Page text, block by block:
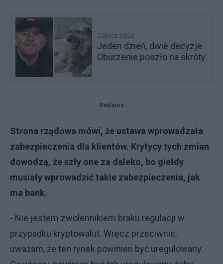
Zobacz także
Jeden dzień, dwie decyzje.
Oburzenie poszło na skróty
Reklama
Strona rządowa mówi, że ustawa wprowadzała
zabezpieczenia dla klientów. Krytycy tych zmian
dowodzą, że szły one za daleko, bo giełdy
musiały wprowadzić takie zabezpieczenia, jak
ma bank.
- Nie jestem zwolennikiem braku regulacji w
przypadku kryptowalut. Wręcz przeciwnie,
uważam, że ten rynek powinien być uregulowany.